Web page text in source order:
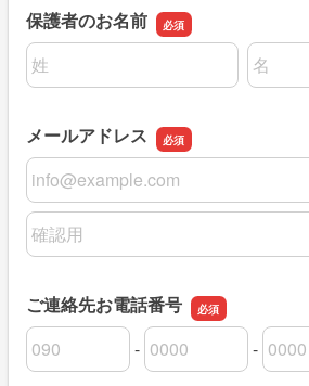
保護者のお名前
名前の姓
名前の名
メールアドレス
メールアドレス
メールアドレスの確認用
ご連絡先お電話番号
ご連絡先お電話番号の市外局番
-
ご連絡先お電話番号の市内局番
-
ご連絡先お電話番号の加入者番号